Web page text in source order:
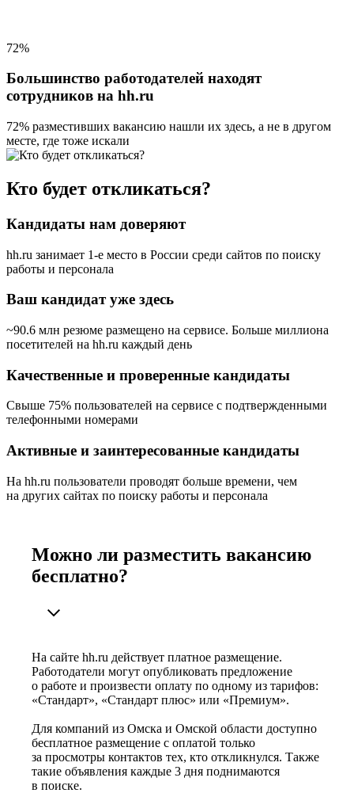
72%
Большинство работодателей находят
сотрудников на hh.ru
72% разместивших вакансию нашли их здесь, а не в другом
месте, где тоже искали
Кто будет откликаться?
Кандидаты нам доверяют
hh.ru занимает 1-е место в России среди сайтов по поиску
работы и персонала
Ваш кандидат уже здесь
~90.6 млн резюме размещено на сервисе. Больше миллиона
посетителей на hh.ru каждый день
Качественные и проверенные кандидаты
Свыше 75% пользователей на сервисе с подтвержденными
телефонными номерами
Активные и заинтересованные кандидаты
На hh.ru пользователи проводят больше времени, чем
на других сайтах по поиску работы и персонала
Можно ли разместить вакансию
бесплатно?
На сайте hh.ru действует платное размещение.
Работодатели могут опубликовать предложение
о работе и произвести оплату по одному из тарифов:
«Стандарт», «Стандарт плюс» или «Премиум».
Для компаний из Омска и Омской области доступно
бесплатное размещение с оплатой только
за просмотры контактов тех, кто откликнулся. Также
такие объявления каждые 3 дня поднимаются
в поиске.